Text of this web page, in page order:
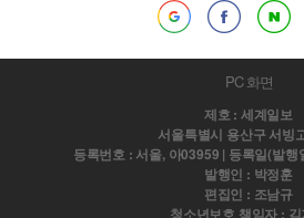
PC 화면
제호 : 세계일보
서울특별시 용산구 서빙
등록번호 : 서울, 아03959 | 등록일(발
발행인 : 박정훈
편집인 : 조남규
청소년보호 책임자 :